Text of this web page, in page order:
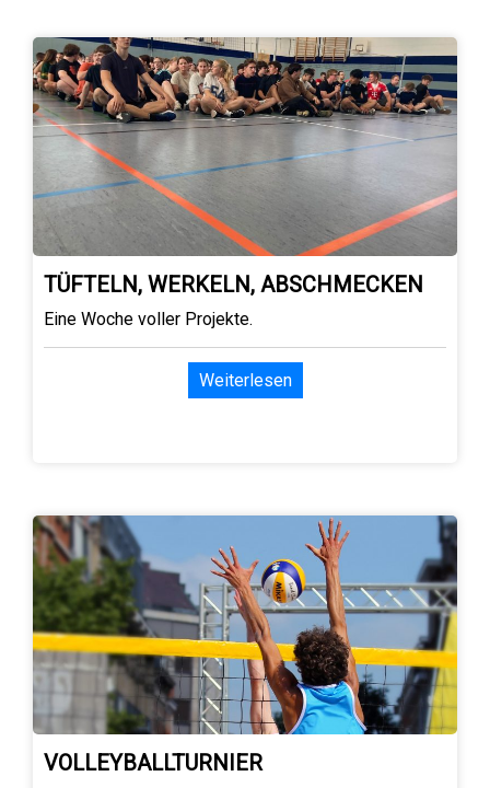
TÜFTELN, WERKELN, ABSCHMECKEN
Eine Woche voller Projekte.
Weiterlesen
VOLLEYBALLTURNIER